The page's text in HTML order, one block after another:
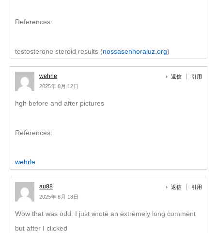
References:
testosterone steroid results (nossasenhoraluz.org)
wehrle
2025年 8月 12日
返信 引用
hgh before and after pictures
References:
wehrle
au88
2025年 8月 18日
返信 引用
Wow that was odd. I just wrote an extremely long comment
but after I clicked